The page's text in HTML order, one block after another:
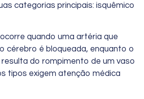
categorias principais: isquêmico
quando uma artéria que
cérebro é bloqueada, enquanto o
do rompimento de um vaso
tipos exigem atenção médica